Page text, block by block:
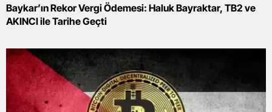
Baykar’ın Rekor Vergi Ödemesi: Haluk Bayraktar, TB2 ve
AKINCI ile Tarihe Geçti